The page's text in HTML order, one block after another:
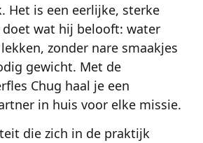
Het is een eerlijke, sterke
doet wat hij belooft: water
zonder nare smaakjes
gewicht. Met de
Chug haal je een
in huis voor elke missie.
die zich in de praktijk